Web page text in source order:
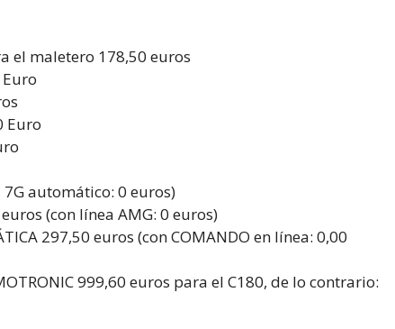
el maletero 178,50 euros
Euro
7G automático: 0 euros)
(con línea AMG: 0 euros)
297,50 euros (con COMANDO en línea: 0,00
999,60 euros para el C180, de lo contrario: